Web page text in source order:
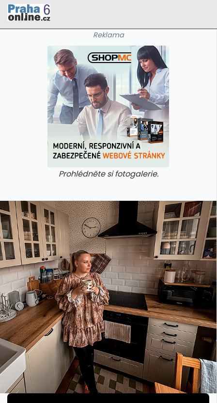
Reklama
Prohlédněte si fotogalerie.